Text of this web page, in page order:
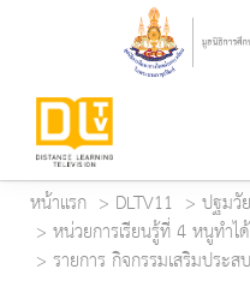
หน้าแรก DLTV11
ปฐมวั
หน่วยการเรียนรู้ที่ 4 หนูทำได้
รายการ กิจกรรมเสริมประ